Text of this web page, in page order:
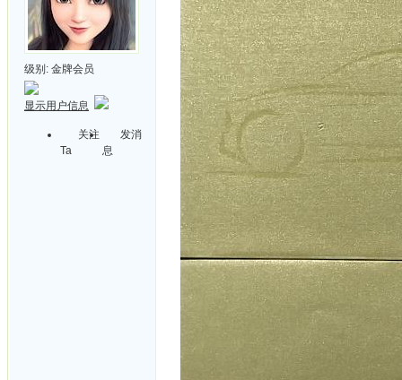
级别: 金牌会员
显示用户信息
关注
Ta
发消
息